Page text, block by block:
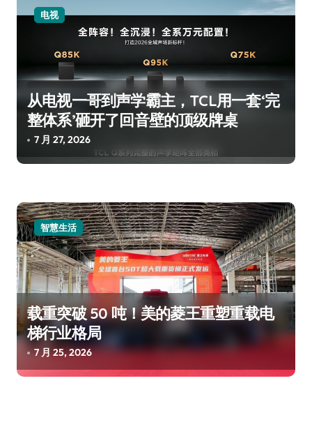
电视
从电视一哥到声学霸主，TCL用一套‘完
整体系’砸开了回音壁的顶级牌桌
7 月 27, 2026
智慧生活
载重突破 50 吨！美的菱王重塑重载电
梯行业格局
7 月 25, 2026